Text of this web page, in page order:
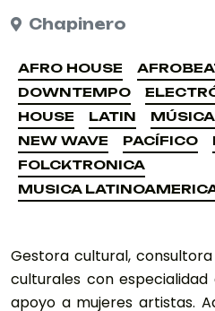
Chapinero
AFRO HOUSE
AFRO HOUSE
DOWNTEMPO
DOWNTEMPO
HOUSE
HOUSE
LATIN
LATIN
NEW WAVE
NEW WAVE
PACÍFICO
PACÍFICO
FOLCKTRONICA
FOLCKTRONICA
MUSICA
MUSICA
Gestora cultural,
culturales con
apoyo a mujeres artistas.